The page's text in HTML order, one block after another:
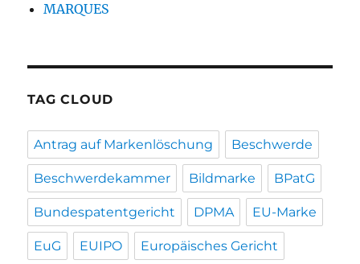
MARQUES
TAG CLOUD
Antrag auf Markenlöschung Beschwerde
Beschwerdekammer Bildmarke BPatG
Bundespatentgericht DPMA EU-Marke
EuG EUIPO Europäisches Gericht